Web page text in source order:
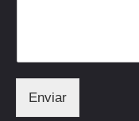
Enviar